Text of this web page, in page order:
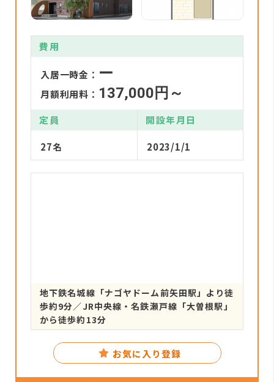
費用
入居一時金： ー
月額利用料： 137,000円～
定員 開設年月日
27名 2023/1/1
地下鉄名城線「ナゴヤドーム前矢田駅」より徒
歩約9分／JR中央線・名鉄瀬戸線「大曽根駅」
から徒歩約13分
お気に入り登録